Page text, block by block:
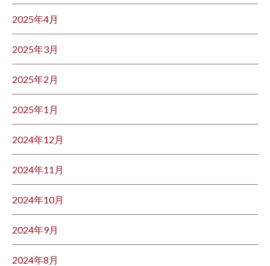
2025年4月
2025年3月
2025年2月
2025年1月
2024年12月
2024年11月
2024年10月
2024年9月
2024年8月